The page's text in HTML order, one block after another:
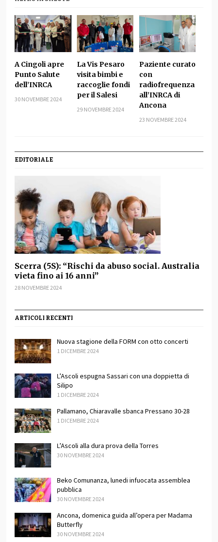
A Cingoli apre
Punto Salute
dell’INRCA
30 NOVEMBRE 2024
La Vis Pesaro
visita bimbi e
raccoglie fondi
per il Salesi
29 NOVEMBRE 2024
Paziente curato
con
radiofrequenza
all’INRCA di
Ancona
23 NOVEMBRE 2024
EDITORIALE
Scerra (5S): “Rischi da abuso social. Australia
vieta fino ai 16 anni”
28 NOVEMBRE 2024
ARTICOLI RECENTI
Nuova stagione della FORM con otto concerti
1 DICEMBRE 2024
L’Ascoli espugna Sassari con una doppietta di
Silipo
1 DICEMBRE 2024
Pallamano, Chiaravalle sbanca Pressano 30-28
1 DICEMBRE 2024
L’Ascoli alla dura prova della Torres
30 NOVEMBRE 2024
Beko Comunanza, lunedi infuocata assemblea
pubblica
30 NOVEMBRE 2024
Ancona, domenica guida all’opera per Madama
Butterfly
30 NOVEMBRE 2024